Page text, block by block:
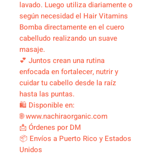
lavado. Luego utiliza diariamente o
según necesidad el Hair Vitamins
Bomba directamente en el cuero
cabelludo realizando un suave
masaje.
💕 Juntos crean una rutina
enfocada en fortalecer, nutrir y
cuidar tu cabello desde la raíz
hasta las puntas.
🛍️ Disponible en:
🌐 www.nachiraorganic.com
📩 Órdenes por DM
📦 Envíos a Puerto Rico y Estados
Unidos